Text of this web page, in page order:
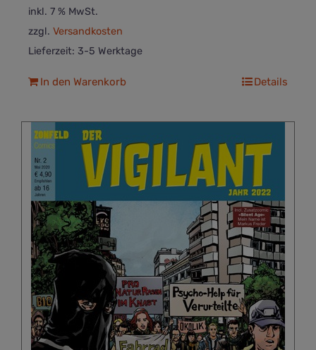
inkl. 7 % MwSt.
zzgl. Versandkosten
Lieferzeit: 3-5 Werktage
In den Warenkorb Details